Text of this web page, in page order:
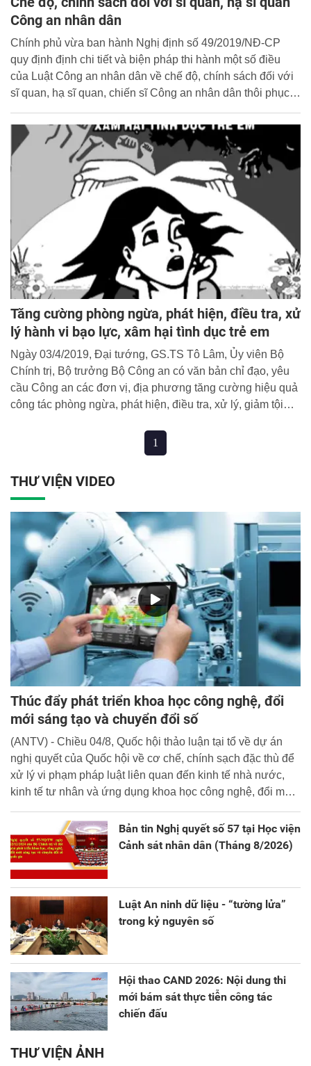
Công an nhân dân
Chính phủ vừa ban hành Nghị định số 49/2019/NĐ-CP
quy định định chi tiết và biện pháp thi hành một số điều
của Luật Công an nhân dân về chế độ, chính sách đối với
sĩ quan, hạ sĩ quan, chiến sĩ Công an nhân dân thôi phục
chính sách đối với công nhân Công an...
Tăng cường phòng ngừa, phát hiện, điều tra, xử
lý hành vi bạo lực, xâm hại tình dục trẻ em
Ngày 03/4/2019, Đại tướng, GS.TS Tô Lâm, Ủy viên Bộ
Chính trị, Bộ trưởng Bộ Công an có văn bản chỉ đạo, yêu
cầu Công an các đơn vị, địa phương tăng cường hiệu quả
công tác phòng ngừa, phát hiện, điều tra, xử lý, giảm tội
1
THƯ VIỆN VIDEO
Thúc đẩy phát triển khoa học công nghệ, đổi
mới sáng tạo và chuyển đổi số
(ANTV) - Chiều 04/8, Quốc hội thảo luận tại tổ về dự án
nghị quyết của Quốc hội về cơ chế, chính sạch đặc thù để
xử lý vi phạm pháp luật liên quan đến kinh tế nhà nước,
kinh tế tư nhân và ứng dụng khoa học công nghệ, đổi mới
Bản tin Nghị quyết số 57 tại Học viện
Cảnh sát nhân dân (Tháng 8/2026)
Luật An ninh dữ liệu - “tường lửa”
trong kỷ nguyên số
Hội thao CAND 2026: Nội dung thi
mới bám sát thực tiễn công tác
chiến đấu
THƯ VIỆN ẢNH